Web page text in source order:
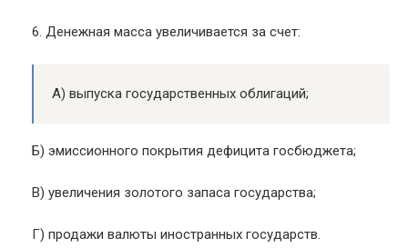
6. Денежная масса увеличивается за счет:
А) выпуска государственных облигаций;
Б) эмиссионного покрытия дефицита госбюджета;
В) увеличения золотого запаса государства;
Г) продажи валюты иностранных государств.